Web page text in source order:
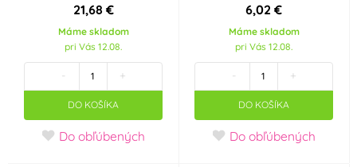
21,68 €
Máme skladom
pri Vás 12.08.
- +
DO KOŠÍKA
Do obľúbených
6,02 €
Máme skladom
pri Vás 12.08.
- +
DO KOŠÍKA
Do obľúbených